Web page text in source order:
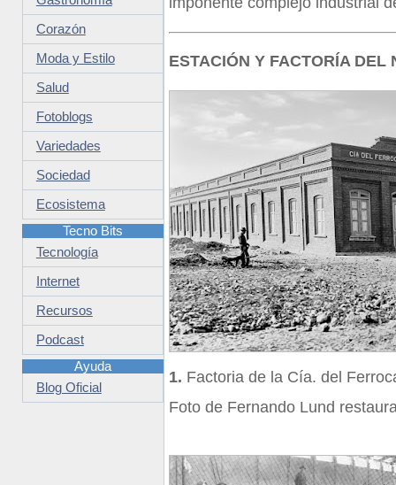
ESTACIÓN Y FACTORÍA
1. Factoria de la Cía. del
Foto de Fernando Lund
Corazón
Moda y Estilo
Salud
Fotoblogs
Variedades
Sociedad
Ecosistema
Tecno Bits
Tecnología
Internet
Recursos
Podcast
Ayuda
Blog Oficial